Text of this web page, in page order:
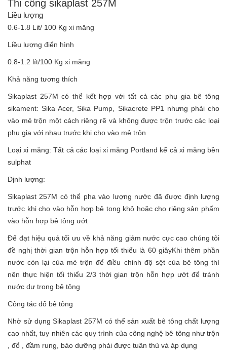
Thi công sikaplast 257M
Liều lượng
0.6-1.8 Lit/ 100 Kg xi măng
Liều lượng điển hình
0.8-1.2 lít/100 Kg xi măng
Khả năng tương thích
Sikaplast 257M có thể kết hợp với tất cả các phụ gia bê tông
sikament: Sika Acer, Sika Pump, Sikacrete PP1 nhưng phải cho
vào mẻ trộn một cách riêng rẽ và không được trộn trước các loại
phụ gia với nhau trước khi cho vào mẻ trộn
Loại xi măng: Tất cả các loại xi măng Portland kể cả xi măng bền
sulphat
Định lượng:
Sikaplast 257M có thể pha vào lượng nước đã được định lượng
trước khi cho vào hỗn hợp bê tong khô hoặc cho riêng sản phẩm
vào hỗn hợp bê tông ướt
Để đạt hiệu quả tối ưu về khả năng giảm nước cực cao chúng tôi
đề nghị thời gian trộn hỗn hợp tối thiểu là 60 giâyKhi thêm phần
nước còn lại của mẻ trộn để điều chỉnh độ sệt của bê tông thì
nên thực hiện tối thiểu 2/3 thời gian trộn hỗn hợp ướt để tránh
nước dư trong bê tông
Công tác đổ bê tông
Nhờ sử dụng Sikaplast 257M có thể sản xuất bê tông chất lượng
cao nhất, tuy nhiên các quy trình của công nghệ bê tông như trộn
, đổ , đầm rung, bảo dưỡng phải được tuân thủ và áp dụng